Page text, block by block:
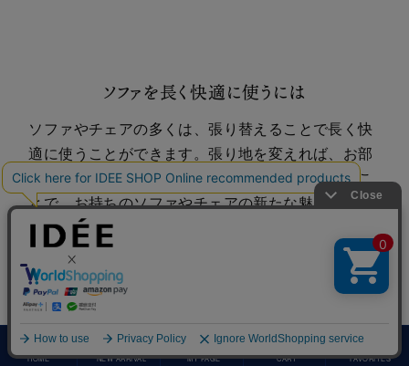
ソファを長く快適に使うには
ソファやチェアの多くは、張り替えることで長く快
適に使うことができます。張り地を変えれば、お部
屋のイメージチェンジにも。繰り返し張り替えるこ
とで、お持ちのソファやチェアの新たな魅力も発見
できます。
ソファ&チェア 張り替えサービス
HOME NEW ARRIVAL MY PAGE CART FAVORITES